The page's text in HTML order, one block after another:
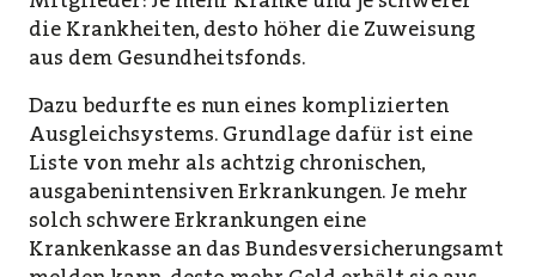
die Krankheiten, desto höher die Zuweisung
aus dem Gesundheitsfonds.
Dazu bedurfte es nun eines komplizierten
Ausgleichsystems. Grundlage dafür ist eine
Liste von mehr als achtzig chronischen,
ausgabenintensiven Erkrankungen. Je mehr
solch schwere Erkrankungen eine
Krankenkasse an das Bundesversicherungsamt